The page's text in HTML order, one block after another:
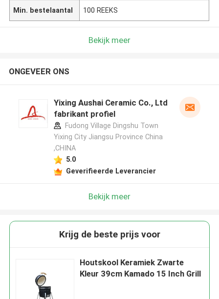
Min. bestelaantal 100 REEKS
Bekijk meer
ONGEVEER ONS
Yixing Aushai Ceramic Co., Ltd
fabrikant profiel
Fudong Village Dingshu Town
Yixing City Jiangsu Province China
,CHINA
5.0
Geverifieerde Leverancier
Bekijk meer
Krijg de beste prijs voor
Houtskool Keramiek Zwarte
Kleur 39cm Kamado 15 Inch Grill